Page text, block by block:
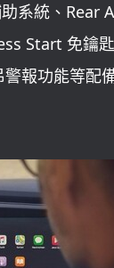
系統、Rear
Start 免鑰
報功能等配